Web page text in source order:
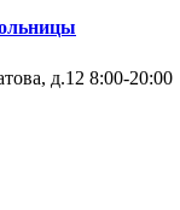
д.12 8:00-20:00